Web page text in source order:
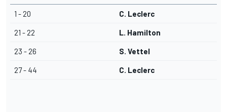
1 - 20 C. Leclerc
21 - 22 L. Hamilton
23 - 26 S. Vettel
27 - 44 C. Leclerc